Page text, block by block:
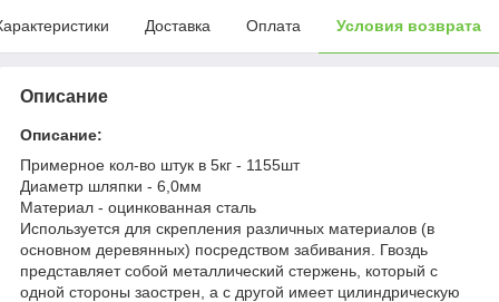
Доставка Оплата Условия возврата
Описание
Описание:
Примерное кол-во штук в 5кг - 1155шт
Диаметр шляпки - 6,0мм
Материал - оцинкованная сталь
Используется для скрепления различных материалов (в
основном деревянных) посредством забивания. Гвоздь
представляет собой металлический стержень, который с
одной стороны заострен, а с другой имеет цилиндрическую